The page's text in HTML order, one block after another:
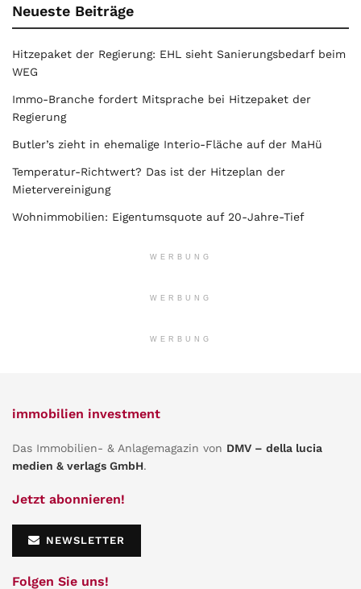
Neueste Beiträge
Hitzepaket der Regierung: EHL sieht Sanierungsbedarf beim
WEG
Immo-Branche fordert Mitsprache bei Hitzepaket der
Regierung
Butler’s zieht in ehemalige Interio-Fläche auf der MaHü
Temperatur-Richtwert? Das ist der Hitzeplan der
Mietervereinigung
Wohnimmobilien: Eigentumsquote auf 20-Jahre-Tief
WERBUNG
WERBUNG
WERBUNG
immobilien investment
Das Immobilien- & Anlagemagazin von DMV – della lucia
medien & verlags GmbH.
Jetzt abonnieren!
NEWSLETTER
Folgen Sie uns!